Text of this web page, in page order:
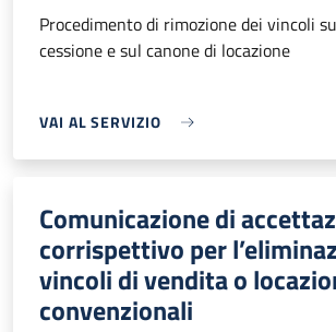
Procedimento di rimozione dei vincoli
cessione e sul canone di locazione
VAI AL SERVIZIO
Comunicazione di
corrispettivo per
vincoli di vendita o
convenzionali